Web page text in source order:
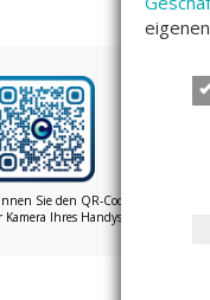
Sie den QR-Code
Kamera Ihres Handys
eigenen